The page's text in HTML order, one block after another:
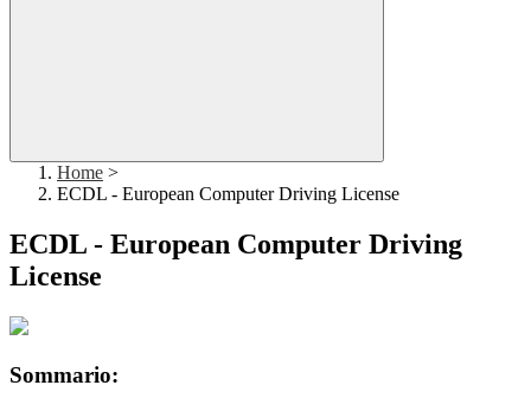
Home >
ECDL - European Computer Driving License
ECDL - European Computer Driving
License
Sommario: